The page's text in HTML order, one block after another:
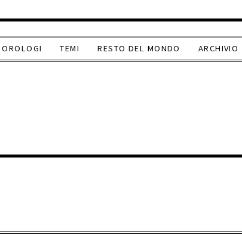
OROLOGI TEMI RESTO DEL MONDO ARCHIVIO